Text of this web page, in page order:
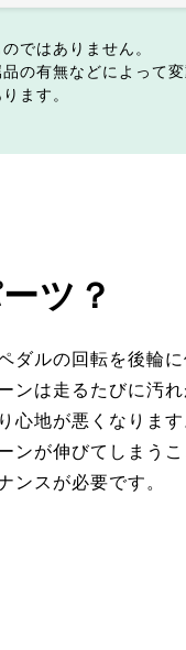
ではありません。
の有無などによって変
ます。
ツ？
ダルの回転を後輪
ンは走るたびに汚れ
心地が悪くなりま
ンが伸びてしまう
ンスが必要です。